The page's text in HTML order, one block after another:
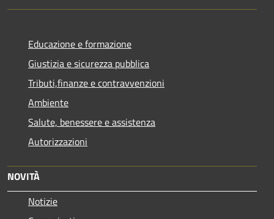
Educazione e formazione
Giustizia e sicurezza pubblica
Tributi,finanze e contravvenzioni
Ambiente
Salute, benessere e assistenza
Autorizzazioni
NOVITÀ
Notizie